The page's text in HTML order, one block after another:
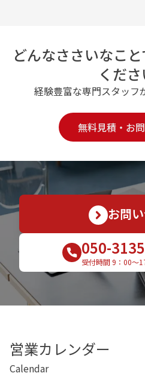
どんなささいなこ
くださ
経験豊富な専門スタッフ
無料見積・お
お問
050-
受付時間 9：00〜
営業カレンダー
Calendar